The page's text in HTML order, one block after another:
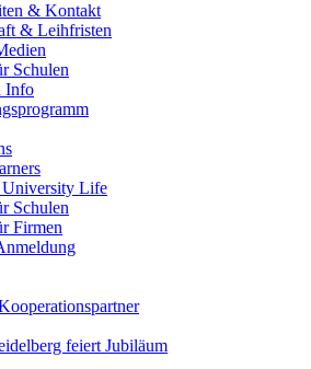
& Kontakt
& Leihfristen
Schulen
Info
University Life
Schulen
Firmen
feiert Jubiläum